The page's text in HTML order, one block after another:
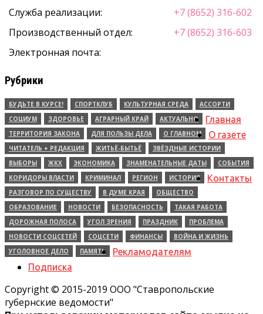
Служба реализации:
+7 (8652) 316-602
Производственный отдел:
+7 (8652) 316-603
Электронная почта:
Рубрики
БУДЬТЕ В КУРСЕ! СПОРТКЛУБ КУЛЬТУРНАЯ СРЕДА
АССОРТИ
СОЦИУМ
ЗДОРОВЬЕ АГРАРНЫЙ КРАЙ
АКТУАЛЬНО
ТЕРРИТОРИЯ ЗАКОНА
ДЛЯ ПОЛЬЗЫ ДЕЛА
О ГЛАВНОМ
ЧИТАТЕЛЬ + РЕДАКЦИЯ
ЖИТЬЁ-БЫТЬЁ
ЗВЁЗДНЫЕ ИСТОРИИ
ВЫБОРЫ
ЖКХ ЭКОНОМИКА ЗНАМЕНАТЕЛЬНЫЕ ДАТЫ
СОБЫТИЯ
КОРИДОРЫ ВЛАСТИ
КРИМИНАЛ РЕГИОН
ИСТОРИЯ
РАЗГОВОР ПО СУЩЕСТВУ
В ДУМЕ КРАЯ
ОБЩЕСТВО
ОБРАЗОВАНИЕ
НОВОСТИ БЕЗОПАСНОСТЬ
ТАКАЯ РАБОТА
ДОРОЖНАЯ ПОЛОСА
УГОЛ ЗРЕНИЯ ПРАЗДНИК
ПРОБЛЕМА
НОВОСТИ СОЦСЕТЕЙ
СОЦСЕТИ ФИНАНСЫ
ВОЙНА И ЖИЗНЬ
УГОЛОВНОЕ ДЕЛО
ПАМЯТЬ
Главная
О газете
Контакты
Рекламодателям
Подписка
Copyright © 2015-2019 ООО "Ставропольские
губернские ведомости"